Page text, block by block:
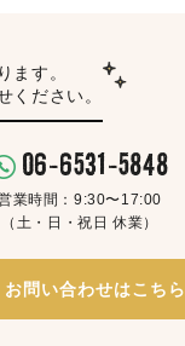
ます。
ください。
06-6531-5848
業時間：9:30〜17:00
（土・日・祝日 休業）
お問い合わせはこちら